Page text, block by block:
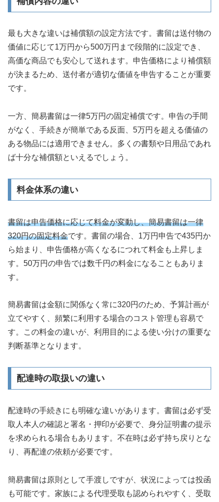
最も大きな違いは補償額の設定方法です。書留は送付物の
価値に応じて1万円から500万円まで段階的に設定でき、
高価な商品でも安心して送れます。申告価格により補償額
が決まるため、送付者が適切な価値を申告することが重要
です。
一方、簡易書留は一律5万円の固定補償です。申告の手間
がなく、手続きが簡単である反面、5万円を超える価値の
ある物品には適用できません。多くの書類や日用品であれ
ば十分な補償額といえるでしょう。
料金体系の違い
書留は申告価格に応じて料金が変動し、簡易書留は一律
320円の固定料金です。書留の場合、1万円申告で435円か
ら始まり、申告価格が高くなるにつれて料金も上昇しま
す。50万円の申告では数千円の料金になることもありま
す。
簡易書留は金額に関係なく常に320円のため、予算計画が
立てやすく、頻繁に利用する場合のコスト管理も容易で
す。この料金の違いが、利用目的による使い分けの重要な
判断基準となります。
配達時の取扱いの違い
配達時の手続きにも明確な違いがあります。書留は必ず受
取人本人の確認と署名・押印が必要で、身分証明書の提示
を求められる場合もあります。不在時は必ず持ち戻りとな
り、再配達の依頼が必要です。
簡易書留は原則として手渡しですが、状況によっては投函
も可能です。家族による代理受取も認められやすく、受取